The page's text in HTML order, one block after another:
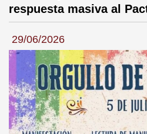
respuesta masiva al
29/06/2026